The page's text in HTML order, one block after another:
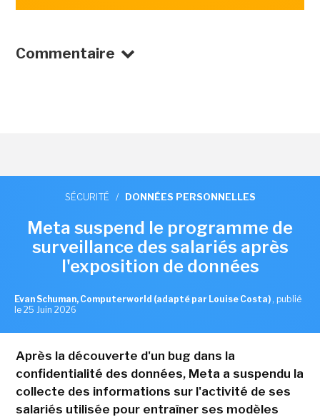
Commentaire
SÉCURITÉ / DONNÉES PERSONNELLES
Meta suspend le programme de
surveillance des salariés après
l'exposition de données
Evan Schuman, Computerworld (adapté par Louise Costa) , publié
le 25 Juin 2026
Après la découverte d'un bug dans la
confidentialité des données, Meta a suspendu la
collecte des informations sur l'activité de ses
salariés utilisée pour entraîner ses modèles